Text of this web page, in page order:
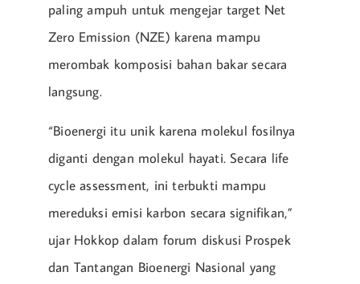
paling ampuh untuk mengejar target Net
Zero Emission (NZE) karena mampu
merombak komposisi bahan bakar secara
langsung.
“Bioenergi itu unik karena molekul fosilnya
diganti dengan molekul hayati. Secara life
cycle assessment, ini terbukti mampu
mereduksi emisi karbon secara signifikan,”
ujar Hokkop dalam forum diskusi Prospek
dan Tantangan Bioenergi Nasional yang